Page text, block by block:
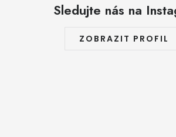
Sledujte nás na
ZOBRAZIT PROFIL